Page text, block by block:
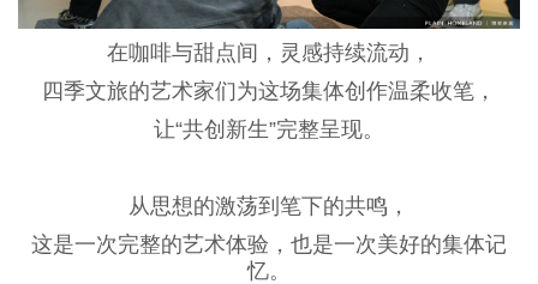
在咖啡与甜点间，灵感持续流动，
四季文旅的艺术家们为这场集体创作温柔收笔，
让“共创新生”完整呈现。
从思想的激荡到笔下的共鸣，
这是一次完整的艺术体验，也是一次美好的集体记
忆。